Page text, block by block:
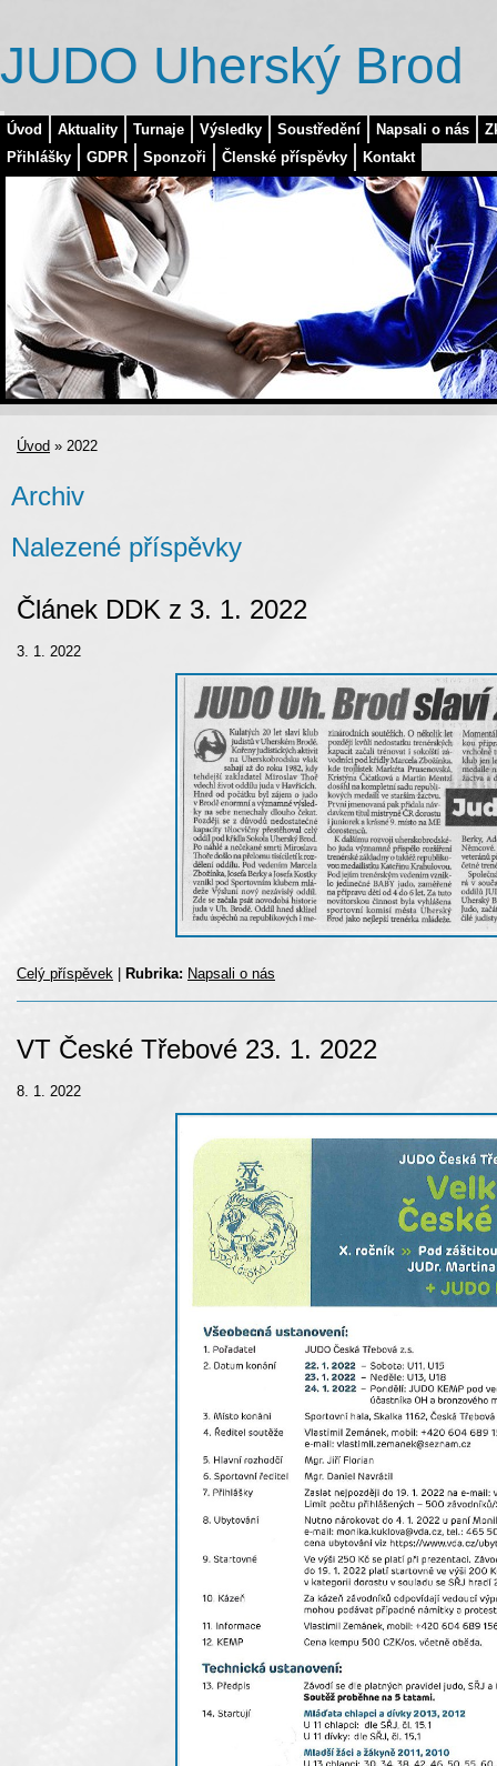
Úvod Aktuality Turnaje Výsledky Soustředění Napsali o nás
Přihlášky
GDPR Sponzoři Členské příspěvky Kontakt
JUDO Uherský Brod
Úvod » 2022
Archiv
Nalezené příspěvky
Článek DDK z 3. 1. 2022
3. 1. 2022
Celý příspěvek | Rubrika: Napsali o nás
VT České Třebové 23. 1. 2022
8. 1. 2022